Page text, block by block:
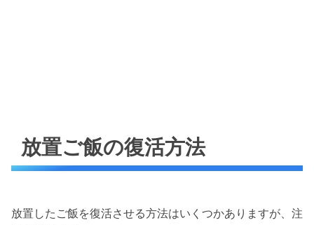
放置ご飯の復活方法
放置したご飯を復活させる方法はいくつかありますが、注